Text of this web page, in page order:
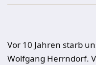
Vor 10 Jahren starb
Wolfgang Herrndorf.